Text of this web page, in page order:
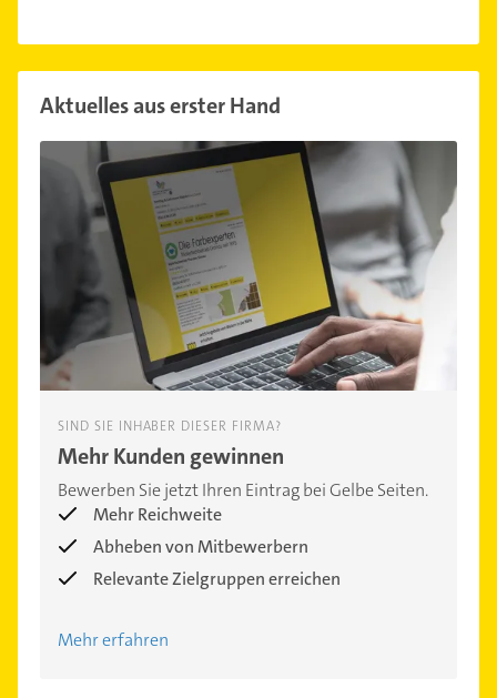
Aktuelles aus erster Hand
SIND SIE INHABER DIESER FIRMA?
Mehr Kunden gewinnen
Bewerben Sie jetzt Ihren Eintrag bei Gelbe Seiten.
Mehr Reichweite
Abheben von Mitbewerbern
Relevante Zielgruppen erreichen
Mehr erfahren